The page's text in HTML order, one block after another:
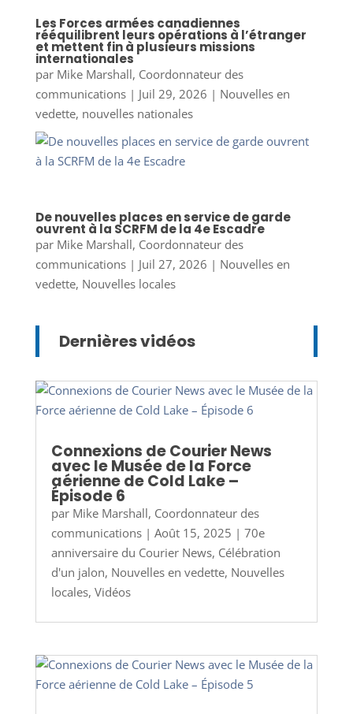
Les Forces armées canadiennes
rééquilibrent leurs opérations à l’étranger
et mettent fin à plusieurs missions
internationales
par Mike Marshall, Coordonnateur des
communications| Juil 29, 2026 | Nouvelles en
vedette, nouvelles nationales
De nouvelles places en service de garde
ouvrent à la SCRFM de la 4e Escadre
par Mike Marshall, Coordonnateur des
communications| Juil 27, 2026 | Nouvelles en
vedette, Nouvelles locales
Dernières vidéos
Connexions de Courier News
avec le Musée de la Force
aérienne de Cold Lake –
Épisode 6
par Mike Marshall, Coordonnateur des
communications| Août 15, 2025 | 70e
anniversaire du Courier News, Célébration
d'un jalon, Nouvelles en vedette, Nouvelles
locales, Vidéos